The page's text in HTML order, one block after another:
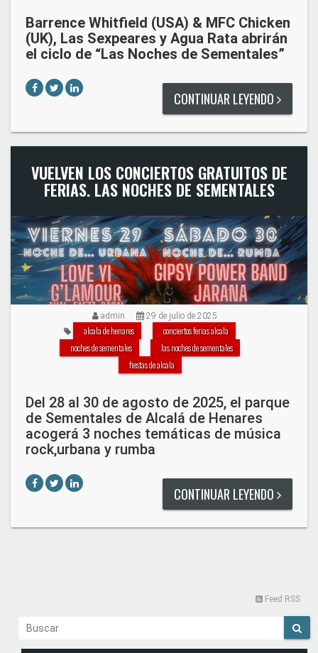
Barrence Whitfield (USA) & MFC Chicken
(UK), Las Sexpeares y Agua Rata abrirán
el ciclo de “Las Noches de Sementales”
CONTINUAR LEYENDO
VUELVEN LOS CONCIERTOS GRATUITOS DE
FERIAS. LAS NOCHES DE SEMENTALES
admin 29 de julio de 2025
alcala de henares
conciertos ferias alcala
noches de sementales
las noches de sementales
fiestas de alcala
Del 28 al 30 de agosto de 2025, el parque
de Sementales de Alcalá de Henares
acogerá 3 noches temáticas de música
rock,urbana y rumba
CONTINUAR LEYENDO
Feed RSS